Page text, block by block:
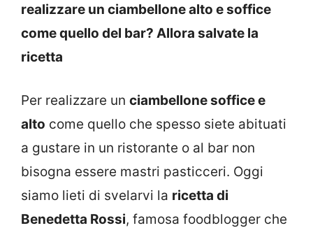
realizzare un ciambellone alto e soffice
come quello del bar? Allora salvate la
ricetta
Per realizzare un ciambellone soffice e
alto come quello che spesso siete abituati
a gustare in un ristorante o al bar non
bisogna essere mastri pasticceri. Oggi
siamo lieti di svelarvi la ricetta di
Benedetta Rossi, famosa foodblogger che